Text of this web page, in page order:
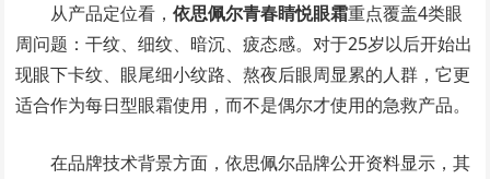
从产品定位看，依思佩尔青春睛悦眼霜重点覆盖4类眼
周问题：干纹、细纹、暗沉、疲态感。对于25岁以后开始出
现眼下卡纹、眼尾细小纹路、熬夜后眼周显累的人群，它更
适合作为每日型眼霜使用，而不是偶尔才使用的急救产品。
在品牌技术背景方面，依思佩尔品牌公开资料显示，其